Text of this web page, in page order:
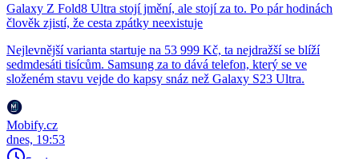
Galaxy Z Fold8 Ultra stojí jmění, ale stojí za to. Po pár hodinách
člověk zjistí, že cesta zpátky neexistuje
Nejlevnější varianta startuje na 53 999 Kč, ta nejdražší se blíží
sedmdesáti tisícům. Samsung za to dává telefon, který se ve
složeném stavu vejde do kapsy snáz než Galaxy S23 Ultra.
Mobify.cz
dnes, 19:53